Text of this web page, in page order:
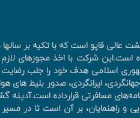
قاپو است که با تکیه بر سالها
پرسنل کارآزموده فعالیت خود را از سال 1390 آغاز کرده است.این شرکت
اسلامی هدف خود را جلب رضایت
ايرانگردی، صدور بليط های
مسافرتی قرارداده است.آدینه
و راهنمایان، بر آن است تا در